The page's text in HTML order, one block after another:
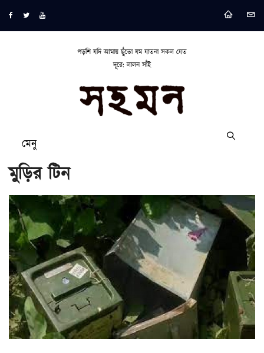
পড়শি যদি আমায় ছুঁতো যম যাতনা সকল যেত
দূরে: লালন সাঁই
মেনু
মুড়ির টিন